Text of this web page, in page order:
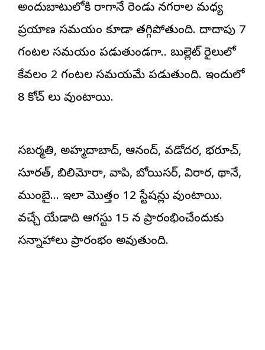
అందుబాటులోకి రాగానే రెండు నగరాల మధ్య
ప్రయాణ సమయం కూడా తగ్గిపోతుంది. దాదాపు 7
గంటల సమయం పడుతుండగా.. బుల్లెట్ రైలులో
కేవలం 2 గంటల సమయమే పడుతుంది. ఇందులో
8 కోచ్ లు వుంటాయి.
సబర్మతి, అహ్మదాబాద్, ఆనంద్, వడోదర, భరూచ్,
సూరత్, బిలిమోరా, వాపి, బోయిసర్, విరార, థానే,
ముంబై… ఇలా మొత్తం 12 స్టేషన్లు వుంటాయి.
వచ్చే యేడాది ఆగస్టు 15 న ప్రారంభించేందుకు
సన్నాహాలు ప్రారంభం అవుతుంది.